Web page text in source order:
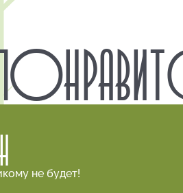
не будет!